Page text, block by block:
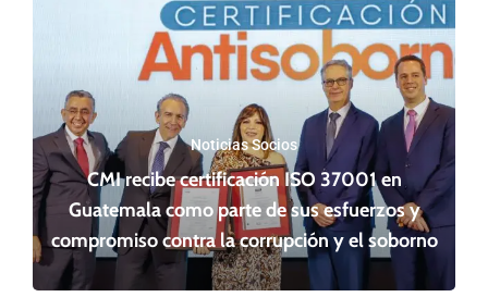
Noticias Socios
CMI recibe certificación ISO 37001 en
Guatemala como parte de sus esfuerzos y
compromiso contra la corrupción y el soborno